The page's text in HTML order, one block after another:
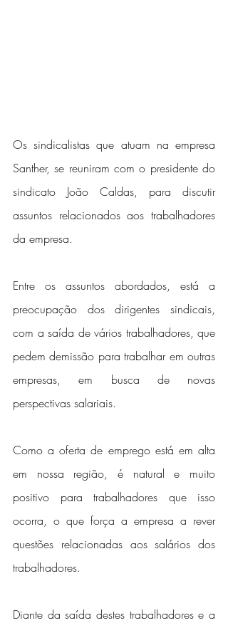
Os sindicalistas que atuam na empresa
Santher, se reuniram com o presidente do
sindicato João Caldas, para discutir
assuntos relacionados aos trabalhadores
da empresa.
Entre os assuntos abordados, está a
preocupação dos dirigentes sindicais,
com a saída de vários trabalhadores, que
pedem demissão para trabalhar em outras
empresas, em busca de novas
perspectivas salariais.
Como a oferta de emprego está em alta
em nossa região, é natural e muito
positivo para trabalhadores que isso
ocorra, o que força a empresa a rever
questões relacionadas aos salários dos
trabalhadores.
Diante da saída destes trabalhadores e a